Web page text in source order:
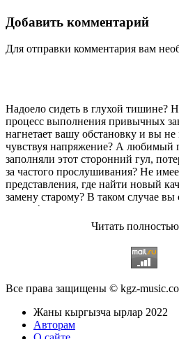
Добавить комментарий
Для отправки комментария вам
Надоело сидеть в глухой тишине?
процесс выполнения привычных
нагнетает вашу обстановку и вы не
чувствуя напряжение? А любимый
заполняли этот сторонний гул,
за частого прослушивания? Не
представления, где найти новый
замену старому? В таком случае
адресу!
Музыкальный портал KGZ Musicс
приветствует своих старых и
для вас мы заготовили чудесную
песен всех времён во всех
количество старых и новых треков,
популярные композиции
исполнителей на музыкальном
Мы предоставляем вашему
качественной музыки в
Читать полностью
Все права защищены © kgz-
Жаны кыргызча ырлар 2022
Авторам